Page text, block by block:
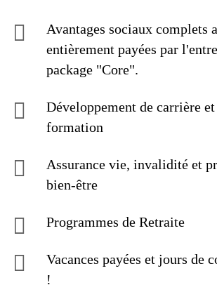
Avantages sociaux complets
entièrement payées par
package "Core".
Développement de carrière
formation
Assurance vie, invalidité et
bien-être
Programmes de Retraite
Vacances payées et jours de
!